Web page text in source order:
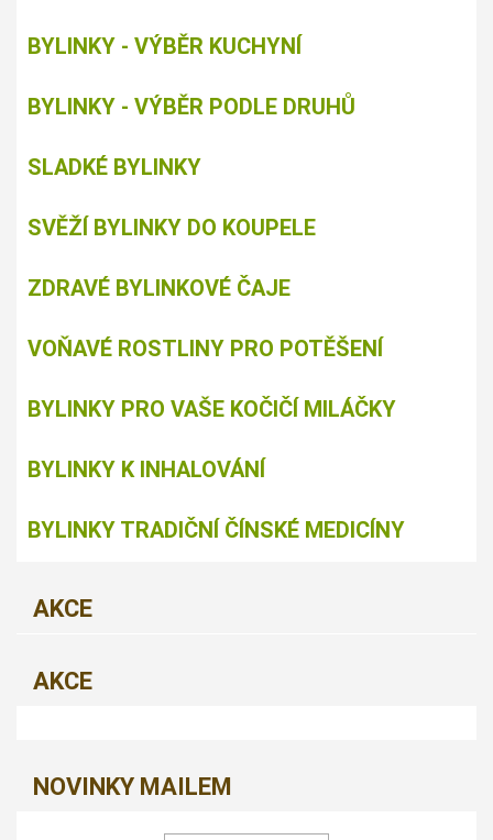
BYLINKY - VÝBĚR KUCHYNÍ
BYLINKY - VÝBĚR PODLE DRUHŮ
SLADKÉ BYLINKY
SVĚŽÍ BYLINKY DO KOUPELE
ZDRAVÉ BYLINKOVÉ ČAJE
VOŇAVÉ ROSTLINY PRO POTĚŠENÍ
BYLINKY PRO VAŠE KOČIČÍ MILÁČKY
BYLINKY K INHALOVÁNÍ
BYLINKY TRADIČNÍ ČÍNSKÉ MEDICÍNY
AKCE
AKCE
NOVINKY MAILEM